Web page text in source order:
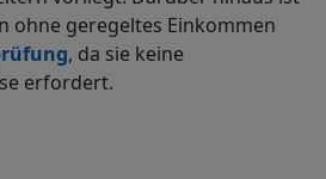
ohne geregeltes Einkommen
, da sie keine
erfordert.